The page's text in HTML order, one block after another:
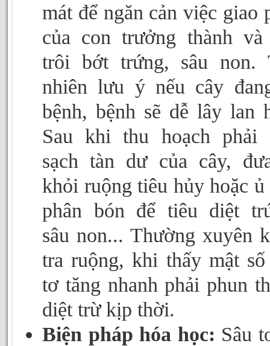
mát để ngăn cản việc giao
của con trưởng thành và
trôi bớt trứng, sâu non.
nhiên lưu ý nếu cây
bệnh, bệnh sẽ dễ lây lan
Sau khi thu hoạch phải
sạch tàn dư của cây,
khỏi ruộng tiêu hủy hoặc ủ
phân bón để tiêu diệt
sâu non... Thường xuyên
tra ruộng, khi thấy mật số
tơ tăng nhanh phải phun
diệt trừ kịp thời.
Biện pháp hóa học: Sâu